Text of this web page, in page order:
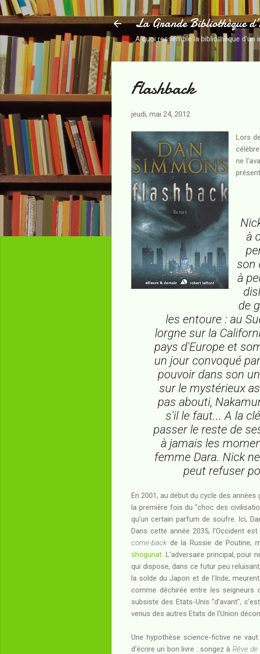
La Grande Bibliothèque
A quoi ressemble la bibliothèque d'un
Flashback
jeudi, mai 24, 2012
Lors
ne
à
son
à
de
les entoure : au
lorgne sur la
pays d'Europe et
un jour convoqué
pouvoir dans son
sur le mystérieux
pas abouti,
s'il le faut... A la
passer le reste de
à jamais les
femme Dara. Nick
peut refuser
En 2001, au début du cycle des
la première fois du "choc des
qu'un certain parfum de soufre. Ici,
Dans cette année 2035, l'Occident
come-back de la Russie de Poutine,
shogunat . L'adversaire principal,
qui dispose, dans ce futur peu
la solde du Japon et de l'Inde,
comme déchirée entre les seigneurs
subsiste des Etats-Unis "d'avant",
venus des autres Etats de l'Union
Une hypothèse science-fictive ne vaut
d'écrire un bon livre : songez à Rêve de